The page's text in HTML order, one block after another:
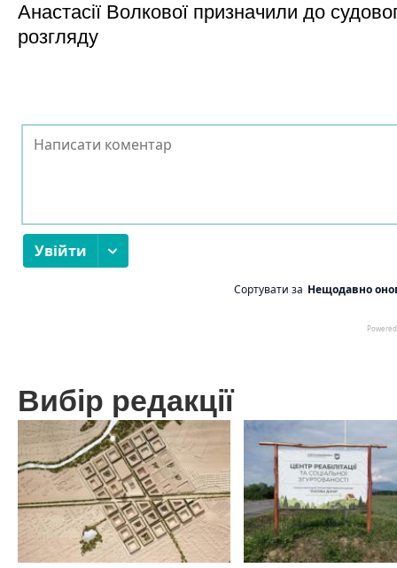
Анастасії Волкової призначили до
розгляду
Вибір редакції